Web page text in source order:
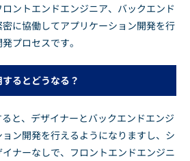
ントエンドエンジニア、バックエンド
に協働してアプリケーション開発を行
プロセスです。
るとどうなる？
と、デザイナーとバックエンドエンジ
ン開発を行えるようになりますし、シ
ナーなしで、フロントエンドエンジニ